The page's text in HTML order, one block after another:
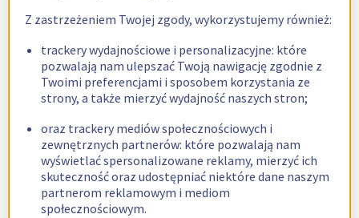
Z zastrzeżeniem Twojej zgody, wykorzystujemy również:
trackery wydajnościowe i personalizacyjne: które
pozwalają nam ulepszać Twoją nawigację zgodnie z
Twoimi preferencjami i sposobem korzystania ze
strony, a także mierzyć wydajność naszych stron;
oraz trackery mediów społecznościowych i
zewnętrznych partnerów: które pozwalają nam
wyświetlać spersonalizowane reklamy, mierzyć ich
skuteczność oraz udostępniać niektóre dane naszym
partnerom reklamowym i mediom
społecznościowym.